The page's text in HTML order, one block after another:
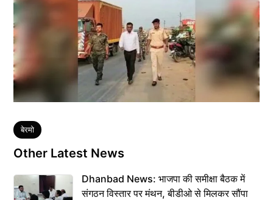
Tags
बेरमो
Other Latest News
Dhanbad News: भाजपा की समीक्षा बैठक में
संगठन विस्तार पर मंथन, बीडीओ से मिलकर सौंपा